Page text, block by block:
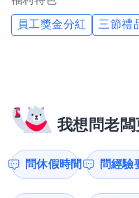
員工獎金分紅 三節禮
我想問老
問休假時間 問經驗